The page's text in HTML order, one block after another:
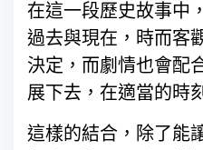
在這一段歷史故事中
過去與現在，時而客
決定，而劇情也會配
展下去，在適當的時
這樣的結合，除了能